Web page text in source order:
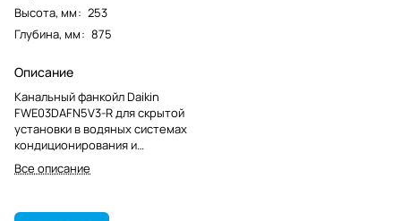
Высота, мм: 253
Глубина, мм: 875
Описание
Канальный фанкойл Daikin
FWE03DAFN5V3-R для скрытой
установки в водяных системах
кондиционирования и
отопления. Модель снята с
производства и подходит для
Все описание